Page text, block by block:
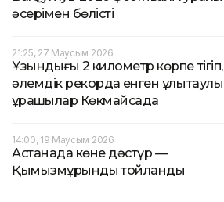
әсерімен бөлісті
21:25, 27 Маусым 2026
Ұзындығы 2 километр көрпе тігіп,
әлемдік рекордқа енген ұлытаулық
құрақшылар Көкмайсада
14:00, 19 Маусым 2026
Астанада көне дәстүр —
Қымызмұрындық тойланды